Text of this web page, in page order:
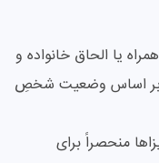
یا الحاق خانواده و
که بر اساس وضعیت شخصِ
منحصراً برای